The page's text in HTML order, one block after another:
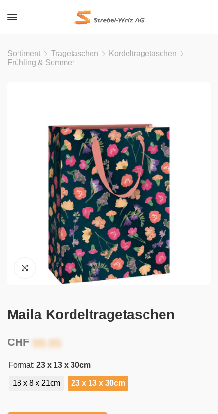
Sortiment Tragetaschen
Kordeltragetaschen
Frühling & Sommer
Maila Kordeltragetaschen
CHF
Format: 23 x 13 x 30cm
18 x 8 x 21cm 23 x 13 x 30cm